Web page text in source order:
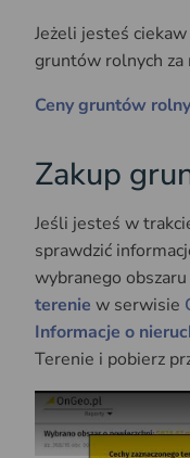
Jeżeli jesteś
gruntów rolnych za
Ceny gruntów
Zakup
Jeśli jesteś w
sprawdzić
wybranego
terenie w serwisie
Informacje o
Terenie i pobierz